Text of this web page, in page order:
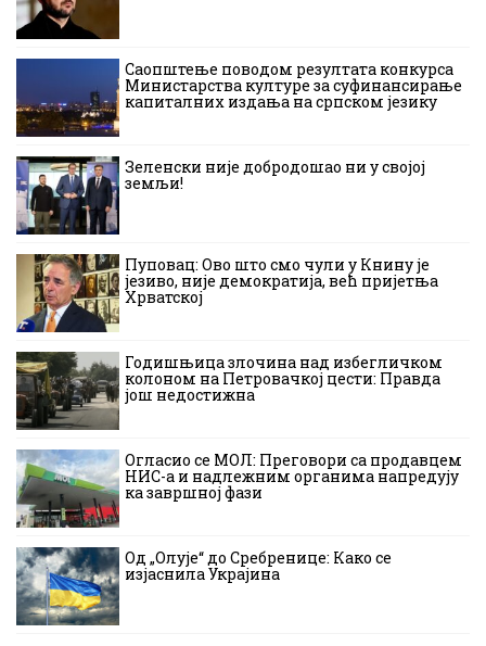
Саопштење поводом резултата конкурса
Министарства културе за суфинансирање
капиталних издања на српском језику
Зеленски није добродошао ни у својој
земљи!
Пуповац: Ово што смо чули у Книну је
језиво, није демократија, већ пријетња
Хрватској
Годишњица злочина над избегличком
колоном на Петровачкој цести: Правда
још недостижна
Огласио се МОЛ: Преговори са продавцем
НИС-а и надлежним органима напредују
ка завршној фази
Од „Олује“ до Сребренице: Како се
изјаснила Украјина